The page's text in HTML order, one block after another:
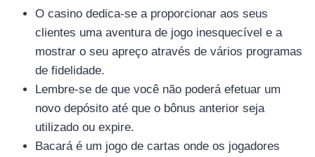
O casino dedica-se a proporcionar aos seus
clientes uma aventura de jogo inesquecível e a
mostrar o seu apreço através de vários programas
de fidelidade.
Lembre-se de que você não poderá efetuar um
novo depósito até que o bônus anterior seja
utilizado ou expire.
Bacará é um jogo de cartas onde os jogadores